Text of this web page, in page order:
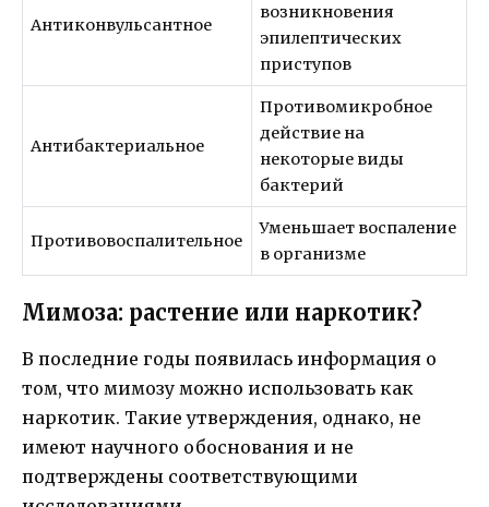
Антиконвульсантное
возникновения
эпилептических
приступов
Антибактериальное
Противомикробное
действиe на
некоторые виды
бактерий
Противовоспалительное
Уменьшает воспаление
в организме
Мимоза: растение или наркотик?
В последние годы появилась информация о
том, что мимозу можно использовать как
наркотик. Такие утверждения, однако, не
имеют научного обоснования и не
подтверждены соответствующими